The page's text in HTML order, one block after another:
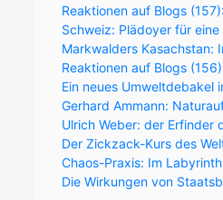
Reaktionen auf Blogs
Schweiz: Plädoyer für
Markwalders Kasachstan:
Reaktionen auf Blogs
Ein neues Umweltdebakel
Gerhard Ammann:
Ulrich Weber: der Erfinder
Der Zickzack-Kurs des
Chaos-Praxis: Im
Die Wirkungen von